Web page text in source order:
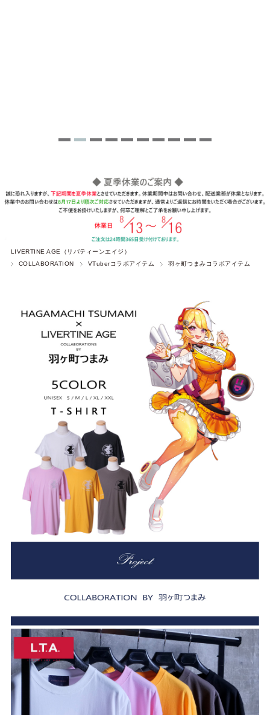
LIVERTINE AGE（リバティーンエイジ）
COLLABORATION
VTuberコラボアイテム 羽ヶ町つまみコラボアイテム